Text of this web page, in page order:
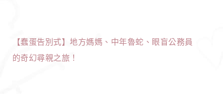
【蠢蛋告別式】地方媽媽、中年魯蛇、眼盲公務員
的奇幻尋親之旅！